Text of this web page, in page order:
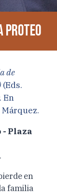
Proteo
de
(Eds.
En
- Plaza
en
familia